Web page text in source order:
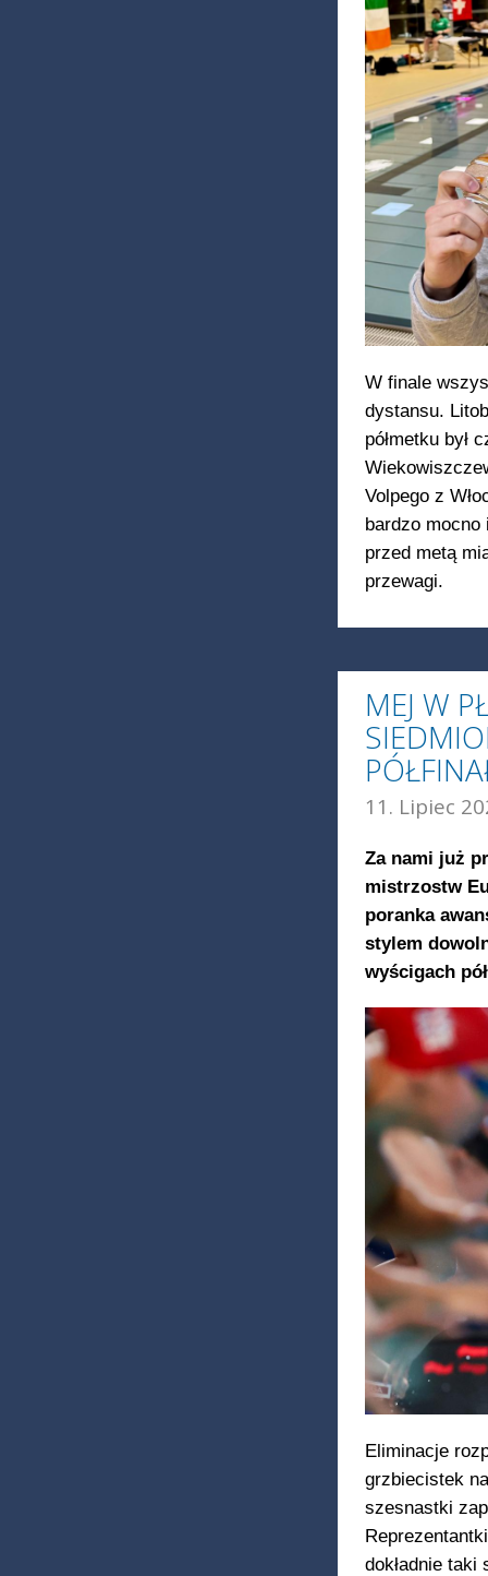
W finale
dystansu.
półmetku był
Volpego z
bardzo
przed metą
przewagi.
MEJ W
11. Lipiec
Za nami już
mistrzostw
poranka
stylem
wyścigach
Eliminacje
grzbiecistek
szesnastki
dokładnie taki